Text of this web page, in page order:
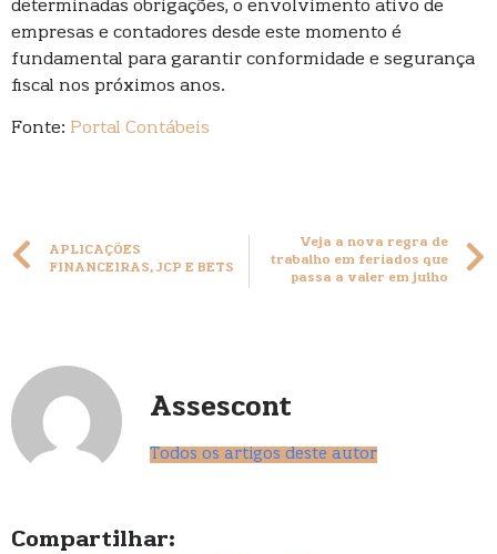
determinadas obrigações, o envolvimento ativo de
empresas e contadores desde este momento é
fundamental para garantir conformidade e segurança
fiscal nos próximos anos.
Fonte: Portal Contábeis
APLICAÇÕES
FINANCEIRAS, JCP E BETS
Veja a nova regra de
trabalho em feriados que
passa a valer em julho
Assescont
Todos os artigos deste autor
Compartilhar: